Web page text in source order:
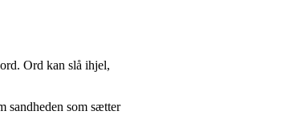
Ord kan slå ihjel,
sandheden som sætter